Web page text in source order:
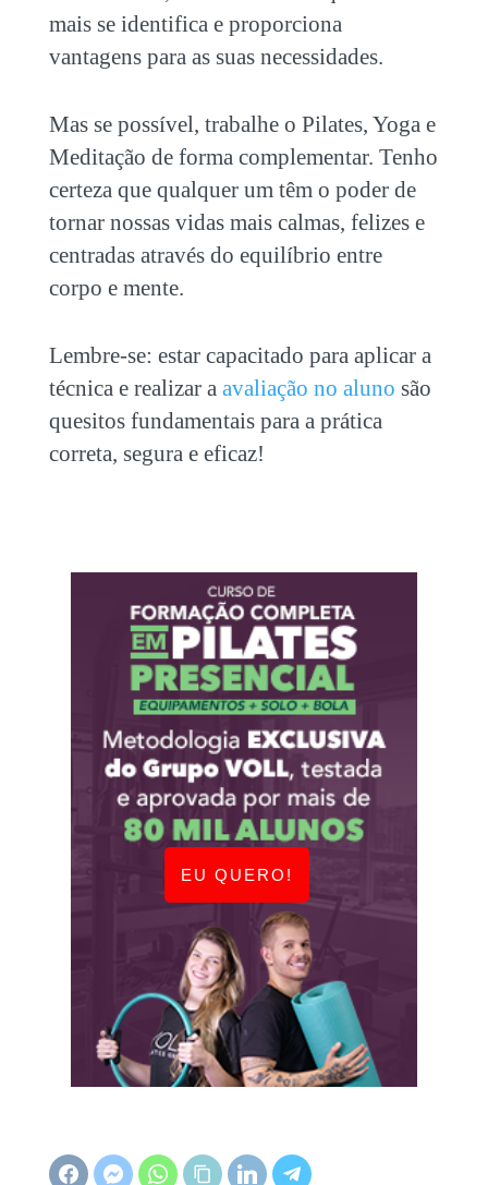
mais se identifica e proporciona
vantagens para as suas necessidades.
Mas se possível, trabalhe o Pilates, Yoga e
Meditação de forma complementar. Tenho
certeza que qualquer um têm o poder de
tornar nossas vidas mais calmas, felizes e
centradas através do equilíbrio entre
corpo e mente.
Lembre-se: estar capacitado para aplicar a
técnica e realizar a avaliação no aluno são
quesitos fundamentais para a prática
correta, segura e eficaz!
EU QUERO!